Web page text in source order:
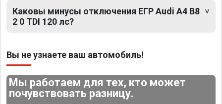
Каковы минусы отключения ЕГР Audi A4 B8
2 0 TDI 120 лс?
Вы не узнаете ваш автомобиль!
Мы работаем для тех, кто может
почувствовать разницу.